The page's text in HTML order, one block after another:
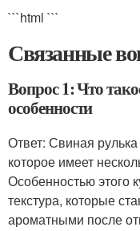
```html ```
Связанные
Вопрос 1: Что
особенности
Ответ: Свиная
которое имеет
Особенностью этого
текстура, которые
ароматными после